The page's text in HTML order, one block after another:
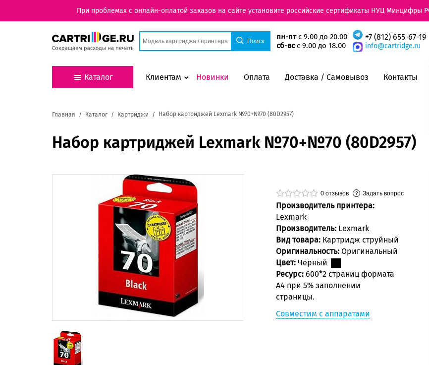
При проблемах с онлайн-оплатой заказов на сайте установите российские сертификаты НУЦ Минцифры
пн-птс 9.00 до 20.00
сб-всс 9.00 до 18.00
+7 (812) 655-67-19
info@cartridge.ru
Каталог Клиентам Новинки Оплата Доставка / Самовывоз Контакты
Главная Каталог Картриджи Набор картриджей Lexmark №70+№70 (80D2957)
Набор картриджей Lexmark №70+№70 (80D2957)
0 отзывов Задать вопрос
Производитель принтера:
Lexmark
Производитель: Lexmark
Вид товара: Картридж струйный
Оригинальность: Оригинальный
Цвет: Черный
Ресурс: 600*2 страниц формата
А4 при 5% заполнении
страницы.
Совместим с аппаратами